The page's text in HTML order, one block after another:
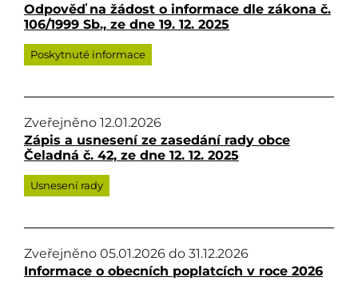
Odpověď na žádost o informace dle zákona č.
106/1999 Sb., ze dne 19. 12. 2025
Poskytnuté informace
Zveřejněno 12.01.2026
Zápis a usnesení ze zasedání rady obce
Čeladná č. 42, ze dne 12. 12. 2025
Usnesení rady
Zveřejněno 05.01.2026 do 31.12.2026
Informace o obecních poplatcích v roce 2026